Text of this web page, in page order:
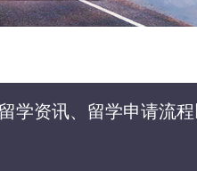
学资讯、留学申请流